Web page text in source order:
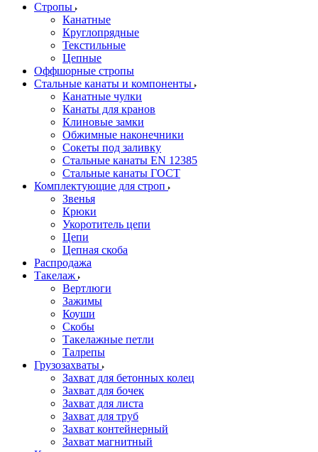
Стропы
Канатные
Круглопрядные
Текстильные
Цепные
Оффшорные стропы
Стальные канаты и компоненты
Канатные чулки
Канаты для кранов
Клиновые замки
Обжимные наконечники
Сокеты под заливку
Стальные канаты EN 12385
Стальные канаты ГОСТ
Комплектующие для строп
Звенья
Крюки
Укоротитель цепи
Цепи
Цепная скоба
Распродажа
Такелаж
Вертлюги
Зажимы
Коуши
Скобы
Такелажные петли
Талрепы
Грузозахваты
Захват для бетонных колец
Захват для бочек
Захват для листа
Захват для труб
Захват контейнерный
Захват магнитный